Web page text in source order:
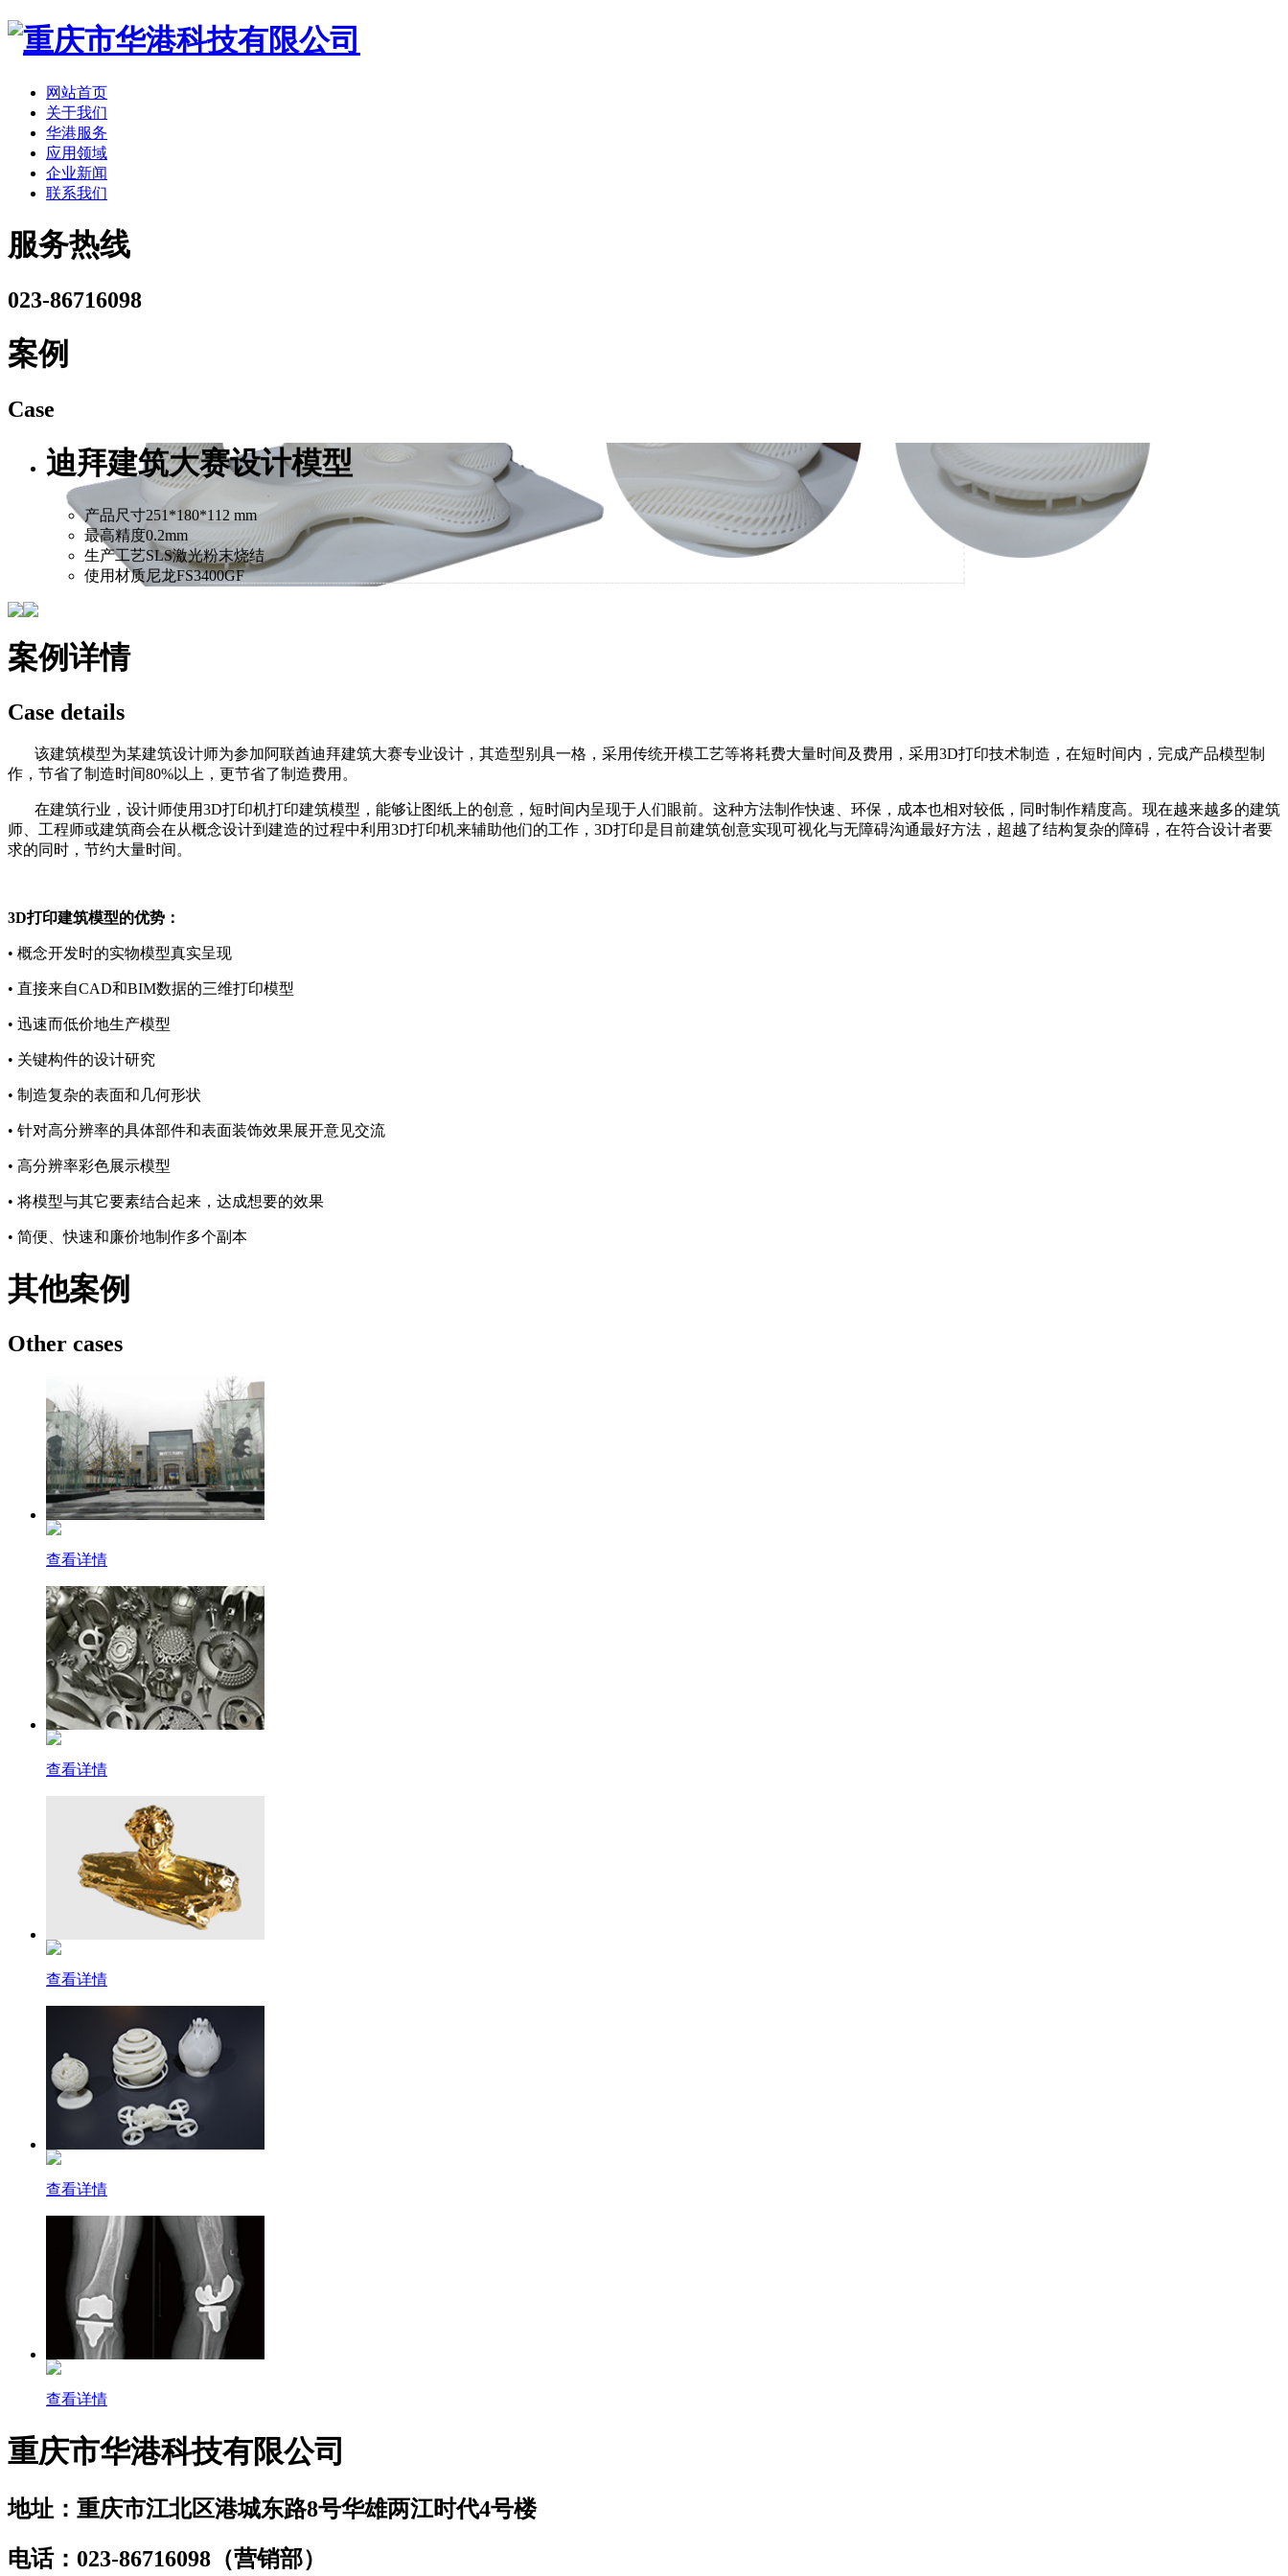
网站首页
关于我们
华港服务
应用领域
企业新闻
联系我们
服务热线
023-86716098
案例
Case
迪拜建筑大赛设计模型
产品尺寸251*180*112 mm
最高精度0.2mm
生产工艺SLS激光粉末烧结
使用材质尼龙FS3400GF
案例详情
Case details
该建筑模型为某建筑设计师为参加阿联酋迪拜建筑大赛专业设计，其造型别具一格，采用传统开模工艺等将耗费大量时间及费用，采用3D打印技术制造，在短时间内，完成产品模型制
作，节省了制造时间80%以上，更节省了制造费用。
在建筑行业，设计师使用3D打印机打印建筑模型，能够让图纸上的创意，短时间内呈现于人们眼前。这种方法制作快速、环保，成本也相对较低，同时制作精度高。现在越来越多的建筑
师、工程师或建筑商会在从概念设计到建造的过程中利用3D打印机来辅助他们的工作，3D打印是目前建筑创意实现可视化与无障碍沟通最好方法，超越了结构复杂的障碍，在符合设计者要
求的同时，节约大量时间。
3D打印建筑模型的优势：
• 概念开发时的实物模型真实呈现
• 直接来自CAD和BIM数据的三维打印模型
• 迅速而低价地生产模型
• 关键构件的设计研究
• 制造复杂的表面和几何形状
• 针对高分辨率的具体部件和表面装饰效果展开意见交流
• 高分辨率彩色展示模型
• 将模型与其它要素结合起来，达成想要的效果
• 简便、快速和廉价地制作多个副本
其他案例
Other cases
查看详情
查看详情
查看详情
查看详情
查看详情
重庆市华港科技有限公司
地址：重庆市江北区港城东路8号华雄两江时代4号楼
电话：023-86716098（营销部）